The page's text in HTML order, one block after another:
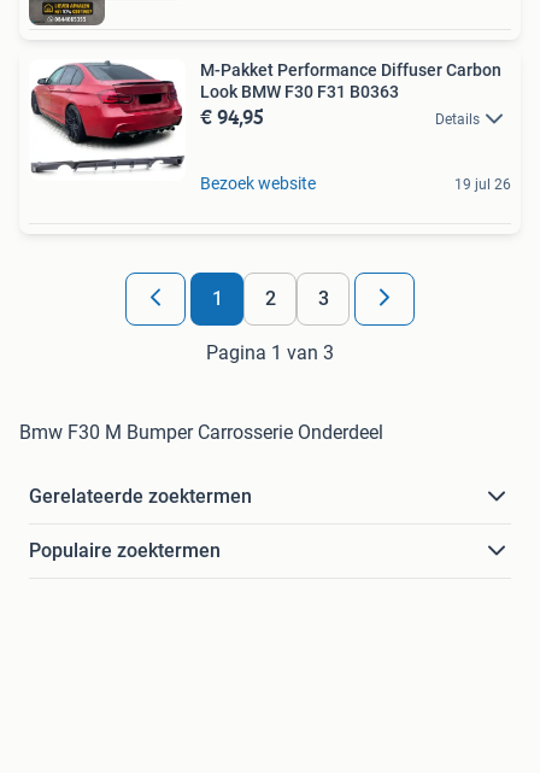
M-Pakket Performance Diffuser Carbon
Look BMW F30 F31 B0363
€ 94,95 Details
Bezoek website 19 jul 26
1 2 3
Pagina 1 van 3
Bmw F30 M Bumper Carrosserie Onderdeel
Gerelateerde zoektermen
Populaire zoektermen